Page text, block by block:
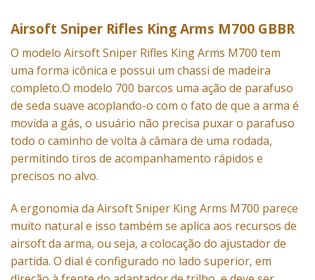
Airsoft Sniper Rifles King Arms M700 GBBR
O modelo AirsoftSniper Rifles King Arms M700 tem
uma forma icônica e possui um chassi de madeira
completo.O modelo 700 barcos uma ação de parafuso
de seda suave acoplando-o com o fato de que a arma é
movida a gás, o usuário não precisa puxar o parafuso
todo o caminho de volta à câmara de uma rodada,
permitindo tiros de acompanhamento rápidos e
precisos no alvo.
A ergonomia da Airsoft Sniper King Arms M700 parece
muito natural e isso também se aplica aos recursos de
airsoft da arma, ou seja, a colocação do ajustador de
partida. O dial é configurado no lado superior, em